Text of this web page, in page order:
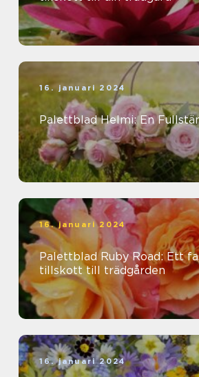
16. januari 2024
Palettblad Helmi: En
16. januari 2024
Palettblad Ruby Road: Ett
tillskott till trädgården
16. januari 2024